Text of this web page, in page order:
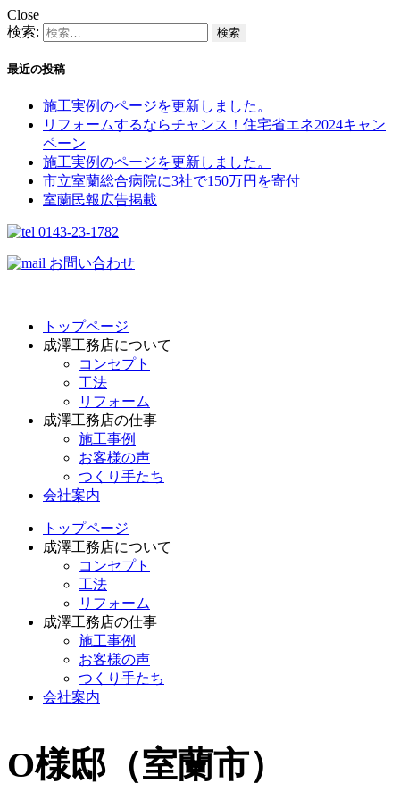
Close
検索:
最近の投稿
施工実例のページを更新しました。
リフォームするならチャンス！住宅省エネ2024キャン
ペーン​
施工実例のページを更新しました。
市立室蘭総合病院に3社で150万円を寄付
室蘭民報広告掲載
0143-23-1782
お問い合わせ
トップページ
成澤工務店について
コンセプト
工法
リフォーム
成澤工務店の仕事
施工事例
お客様の声
つくり手たち
会社案内
トップページ
成澤工務店について
コンセプト
工法
リフォーム
成澤工務店の仕事
施工事例
お客様の声
つくり手たち
会社案内
O様邸（室蘭市）